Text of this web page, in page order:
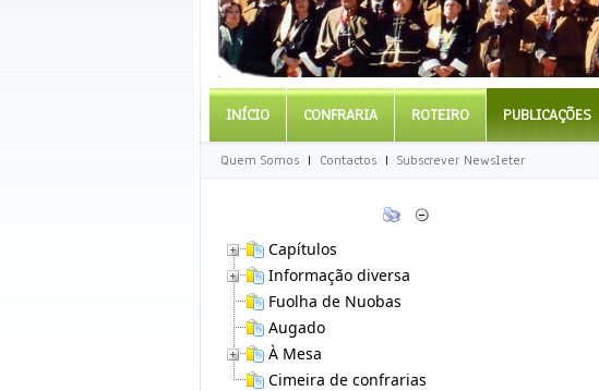
INÍCIO CONFRARIA ROTEIRO PUBLICAÇÕES
Quem Somos| Contactos| Subscrever Newsleter
Capítulos
Informação diversa
Fuolha de Nuobas
Augado
À Mesa
Cimeira de confrarias